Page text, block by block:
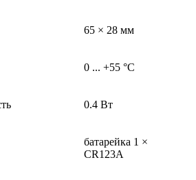
65 × 28 мм
0 ... +55 °C
0.4 Вт
батарейка 1 ×
CR123A